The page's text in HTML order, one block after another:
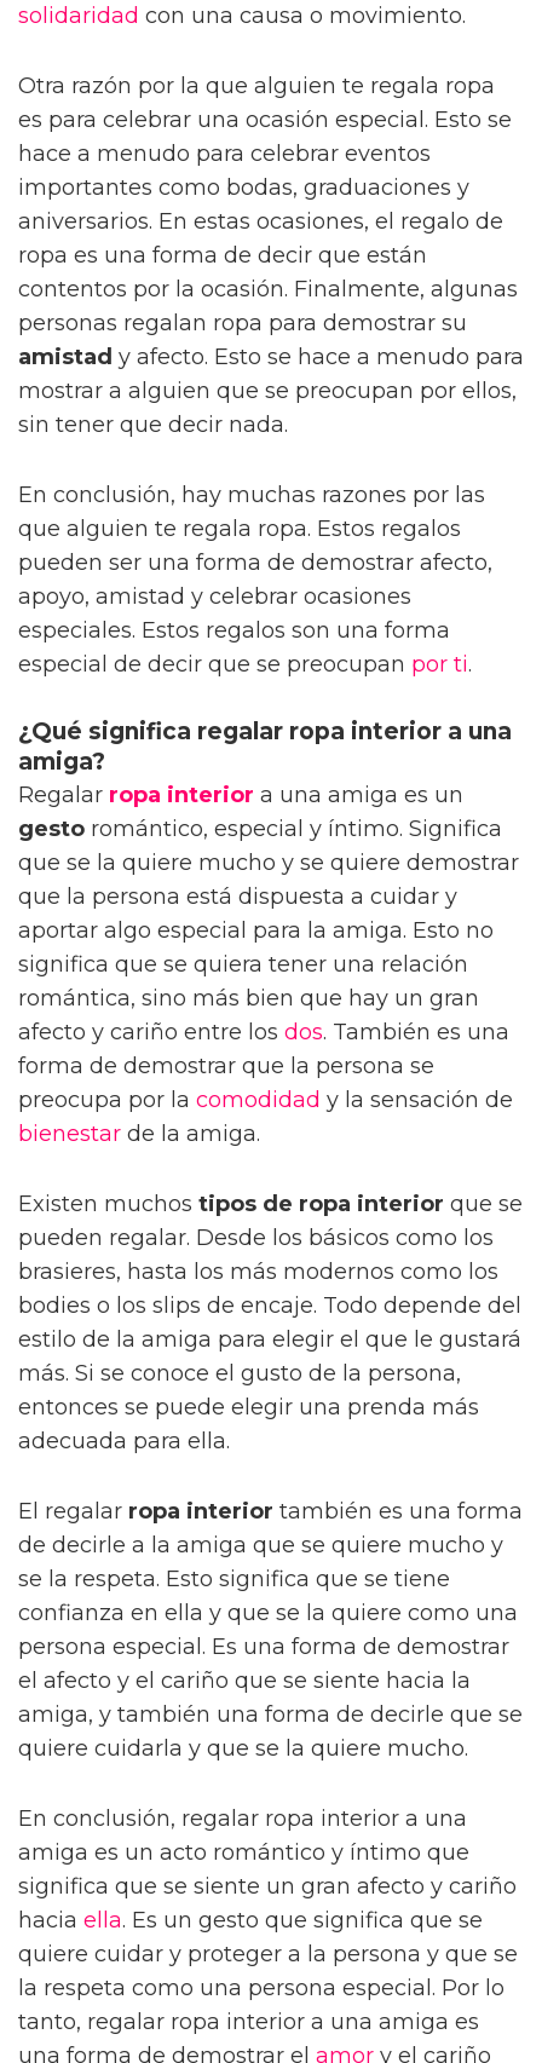
solidaridad con una causa o movimiento.
Otra razón por la que alguien te regala ropa
es para celebrar una ocasión especial. Esto se
hace a menudo para celebrar eventos
importantes como bodas, graduaciones y
aniversarios. En estas ocasiones, el regalo de
ropa es una forma de decir que están
contentos por la ocasión. Finalmente, algunas
personas regalan ropa para demostrar su
amistad y afecto. Esto se hace a menudo para
mostrar a alguien que se preocupan por ellos,
sin tener que decir nada.
En conclusión, hay muchas razones por las
que alguien te regala ropa. Estos regalos
pueden ser una forma de demostrar afecto,
apoyo, amistad y celebrar ocasiones
especiales. Estos regalos son una forma
especial de decir que se preocupan por ti.
¿Qué significa regalar ropa interior a una
amiga?
Regalar ropa interior a una amiga es un
gesto romántico, especial y íntimo. Significa
que se la quiere mucho y se quiere demostrar
que la persona está dispuesta a cuidar y
aportar algo especial para la amiga. Esto no
significa que se quiera tener una relación
romántica, sino más bien que hay un gran
afecto y cariño entre los dos. También es una
forma de demostrar que la persona se
preocupa por la comodidad y la sensación de
bienestar de la amiga.
Existen muchos tipos de ropa interior que se
pueden regalar. Desde los básicos como los
brasieres, hasta los más modernos como los
bodies o los slips de encaje. Todo depende del
estilo de la amiga para elegir el que le gustará
más. Si se conoce el gusto de la persona,
entonces se puede elegir una prenda más
adecuada para ella.
El regalar ropa interior también es una forma
de decirle a la amiga que se quiere mucho y
se la respeta. Esto significa que se tiene
confianza en ella y que se la quiere como una
persona especial. Es una forma de demostrar
el afecto y el cariño que se siente hacia la
amiga, y también una forma de decirle que se
quiere cuidarla y que se la quiere mucho.
En conclusión, regalar ropa interior a una
amiga es un acto romántico y íntimo que
significa que se siente un gran afecto y cariño
hacia ella. Es un gesto que significa que se
quiere cuidar y proteger a la persona y que se
la respeta como una persona especial. Por lo
tanto, regalar ropa interior a una amiga es
una forma de demostrar el amor y el cariño